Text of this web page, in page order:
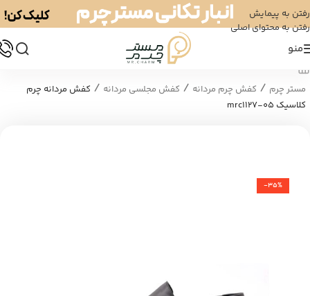
رفتن به پیمایش
رفتن به محتوای اصلی
منو
مستر چرم / کفش چرم مردانه / کفش مجلسی مردانه / کفش مردانه چرم
کلاسیک mrc1127-05
-35%